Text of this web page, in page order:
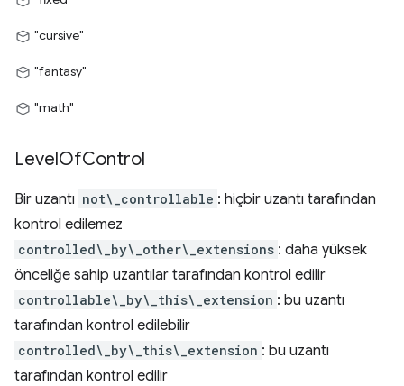
"cursive"
"fantasy"
"math"
LevelOfControl
Bir uzantı not\_controllable : hiçbir uzantı tarafından
kontrol edilemez
controlled\_by\_other\_extensions : daha yüksek
önceliğe sahip uzantılar tarafından kontrol edilir
controllable\_by\_this\_extension : bu uzantı
tarafından kontrol edilebilir
controlled\_by\_this\_extension : bu uzantı
tarafından kontrol edilir